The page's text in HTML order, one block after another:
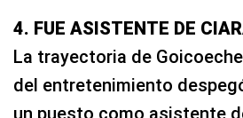
4. FUE ASISTENTE DE
La trayectoria de
del entretenimiento
un puesto como asistente